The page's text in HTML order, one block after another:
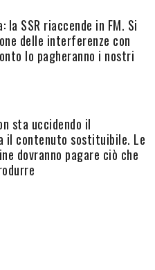
la SSR riaccende in FM. Si
delle interferenze con
lo pagheranno i nostri
sta uccidendo il
il contenuto sostituibile. Le
dovranno pagare ciò che